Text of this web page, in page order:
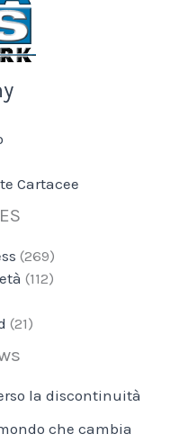
Cartacee
(269)
(112)
(21)
la discontinuità
che cambia